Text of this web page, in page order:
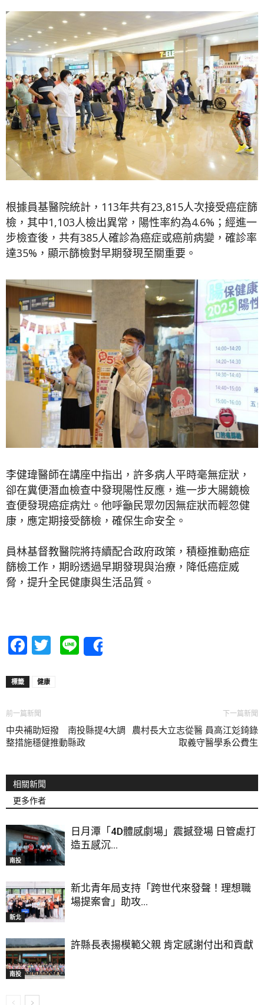
根據員基醫院統計，113年共有23,815人次接受癌症篩
檢，其中1,103人檢出異常，陽性率約為4.6%；經進一
步檢查後，共有385人確診為癌症或癌前病變，確診率
達35%，顯示篩檢對早期發現至關重要。
李健瑋醫師在講座中指出，許多病人平時毫無症狀，
卻在糞便潛血檢查中發現陽性反應，進一步大腸鏡檢
查便發現癌症病灶。他呼籲民眾勿因無症狀而輕忽健
康，應定期接受篩檢，確保生命安全。
員林基督教醫院將持續配合政府政策，積極推動癌症
篩檢工作，期盼透過早期發現與治療，降低癌症威
脅，提升全民健康與生活品質。
Facebook
Twitter
Line
標籤 健康
前一篇新聞
中央補助短撥 南投縣提4大調
整措施穩健推動縣政
下一篇新聞
農村長大立志從醫 員高江彣錡錄
取義守醫學系公費生
相關新聞
更多作者
南投
日月潭「4D體感劇場」震撼登場 日管處打
造五感沉...
新北
新北青年局支持「跨世代來發聲！理想職
場提案會」助攻...
南投
許縣長表揚模範父親 肯定感謝付出和貢獻